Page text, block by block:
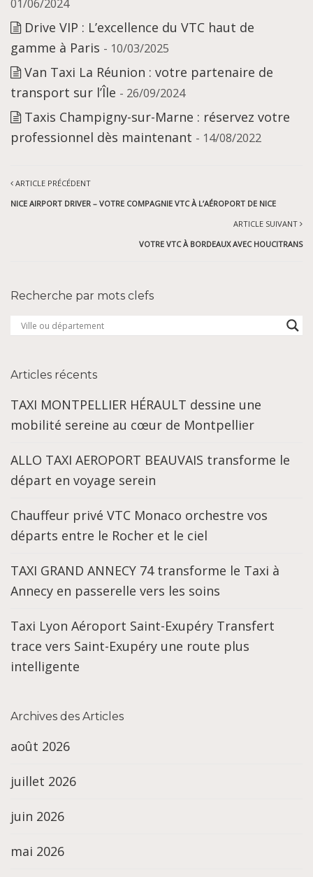
01/06/2024
Drive VIP : L’excellence du VTC haut de
gamme à Paris - 10/03/2025
Van Taxi La Réunion : votre partenaire de
transport sur l’Île - 26/09/2024
Taxis Champigny-sur-Marne : réservez votre
professionnel dès maintenant - 14/08/2022
ARTICLE PRÉCÉDENT
NICE AIRPORT DRIVER – VOTRE COMPAGNIE VTC À L’AÉROPORT DE NICE
ARTICLE SUIVANT
VOTRE VTC À BORDEAUX AVEC HOUCITRANS
Recherche par mots clefs
Articles récents
TAXI MONTPELLIER HÉRAULT dessine une
mobilité sereine au cœur de Montpellier
ALLO TAXI AEROPORT BEAUVAIS transforme le
départ en voyage serein
Chauffeur privé VTC Monaco orchestre vos
départs entre le Rocher et le ciel
TAXI GRAND ANNECY 74 transforme le Taxi à
Annecy en passerelle vers les soins
Taxi Lyon Aéroport Saint-Exupéry Transfert
trace vers Saint-Exupéry une route plus
intelligente
Archives des Articles
août 2026
juillet 2026
juin 2026
mai 2026